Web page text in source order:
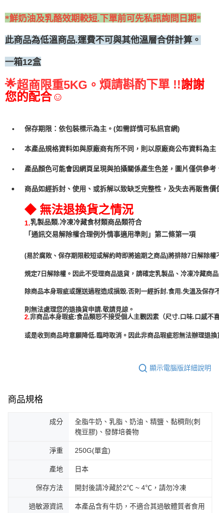
*鮮奶油及乳酪效期較短.下單前可先私訊詢問日期*
此商品為低溫商品.運費不可與其他溫層合併計算。
一箱12盒
🌟超商限重5KG。 煩請斟酌下單 !!謝謝
您的配合☺
保存期限：依包裝標示為主。(如需詳情可私訊官網)
本產品規格資料如與原廠商有所不同，則以原廠商公布資料為主
產品顏色可能會因網頁呈現與拍攝關係產生色差，圖片僅供參
商品如經拆封、使用、或拆解以致缺乏完整性，及失去再販售
◆ 無法退換貨之情況
1.乳製品類.冷凍冷藏食材類商品類符合
「通訊交易解除權合理例外情事適用準則」第二條第一項
(易於腐敗、保存期限較短或解約時即將逾期之商品)將排除7日解除權
規定7日解除權。因此不受理商品退貨，請確定乳製品、冷凍冷藏商
除商品本身瑕疵或運送過程造成損毀.否則一經拆封.食用.失溫及保存
2.非商品本身瑕疵:食品類恕不接受個人主觀因素（尺寸.口味.口感不
或是收到商品時意願降低.臨時取消。因此非商品瑕疵恕無法辦理退
顯示電腦版詳細說明
商品規格
成分
全脂牛奶、乳脂、奶油、精鹽、黏稠劑(刺
槐豆膠)、發酵培養物
淨重 250G(單盒)
產地 日本
保存方法 開封後請冷藏於2℃ ~ 4℃，請勿冷凍
過敏源資訊 本產品含有牛奶，不適合其過敏體質者食用